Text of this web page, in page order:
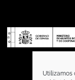
Utilizamos